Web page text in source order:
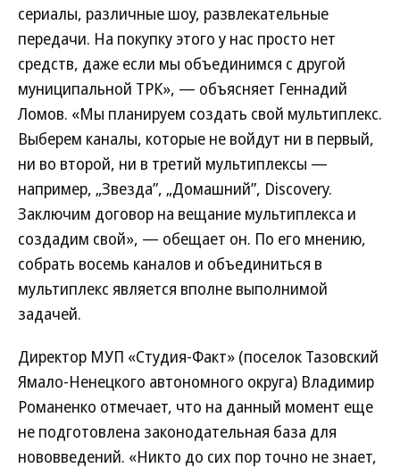
сериалы, различные шоу, развлекательные
передачи. На покупку этого у нас просто нет
средств, даже если мы объединимся с другой
муниципальной ТРК», — объясняет Геннадий
Ломов. «Мы планируем создать свой мультиплекс.
Выберем каналы, которые не войдут ни в первый,
ни во второй, ни в третий мультиплексы —
например, „Звезда”, „Домашний”, Discovery.
Заключим договор на вещание мультиплекса и
создадим свой», — обещает он. По его мнению,
собрать восемь каналов и объединиться в
мультиплекс является вполне выполнимой
задачей.
Директор МУП «Студия-Факт» (поселок Тазовский
Ямало-Ненецкого автономного округа) Владимир
Романенко отмечает, что на данный момент еще
не подготовлена законодательная база для
нововведений. «Никто до сих пор точно не знает,